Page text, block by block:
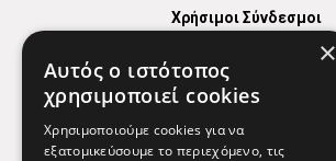
Χρήσιμοι Σύνδεσμοι
Χρήσιμα Τηλέφωνα
Εφημερεύοντα Φαρμακεία
×
Αυτός ο ιστότοπος
χρησιμοποιεί cookies
Χρησιμοποιούμε cookies για να
εξατομικεύσουμε το περιεχόμενο, τις